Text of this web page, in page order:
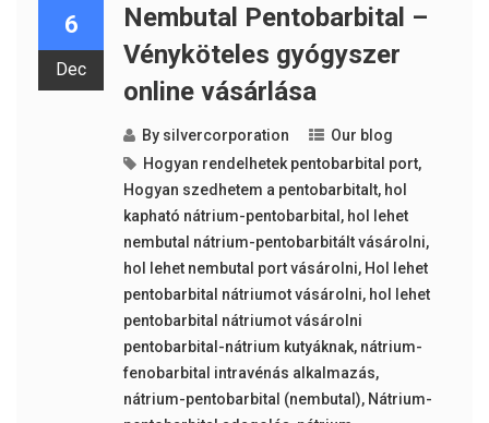
6
Dec
Nembutal Pentobarbital –
Vényköteles gyógyszer
online vásárlása
By silvercorporation
Our blog
Hogyan rendelhetek pentobarbital port,
Hogyan szedhetem a pentobarbitalt, hol
kapható nátrium-pentobarbital, hol lehet
nembutal nátrium-pentobarbitált vásárolni,
hol lehet nembutal port vásárolni, Hol lehet
pentobarbital nátriumot vásárolni, hol lehet
pentobarbital nátriumot vásárolni
pentobarbital-nátrium kutyáknak, nátrium-
fenobarbital intravénás alkalmazás,
nátrium-pentobarbital (nembutal), Nátrium-